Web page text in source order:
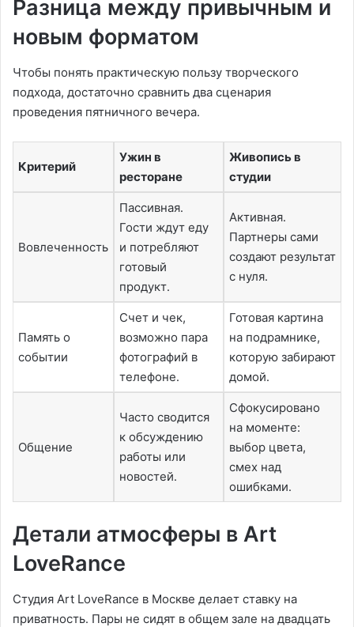
Разница между привычным и
новым форматом
Чтобы понять практическую пользу творческого
подхода, достаточно сравнить два сценария
проведения пятничного вечера․
Критерий
Ужин в
ресторане
Живопись в
студии
Вовлеченность
Пассивная․
Гости ждут еду
и потребляют
готовый
продукт․
Активная․
Партнеры сами
создают результат
с нуля․
Память о
событии
Счет и чек,
возможно пара
фотографий в
телефоне․
Готовая картина
на подрамнике,
которую забирают
домой․
Общение
Часто сводится
к обсуждению
работы или
новостей․
Сфокусировано
на моменте:
выбор цвета,
смех над
ошибками․
Детали атмосферы в Art
LoveRance
Студия Art LoveRance в Москве делает ставку на
приватность․ Пары не сидят в общем зале на двадцать